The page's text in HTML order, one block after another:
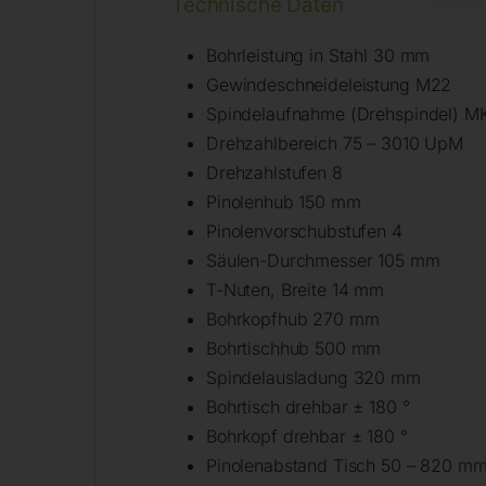
Technische Daten
Bohrleistung in Stahl 30 mm
Gewindeschneideleistung M22
Spindelaufnahme (Drehspindel)
Drehzahlbereich 75 – 3010 UpM
Drehzahlstufen 8
Pinolenhub 150 mm
Pinolenvorschubstufen 4
Säulen-Durchmesser 105 mm
T-Nuten, Breite 14 mm
Bohrkopfhub 270 mm
Bohrtischhub 500 mm
Spindelausladung 320 mm
Bohrtisch drehbar ± 180 °
Bohrkopf drehbar ± 180 °
Pinolenabstand Tisch 50 – 820 mm